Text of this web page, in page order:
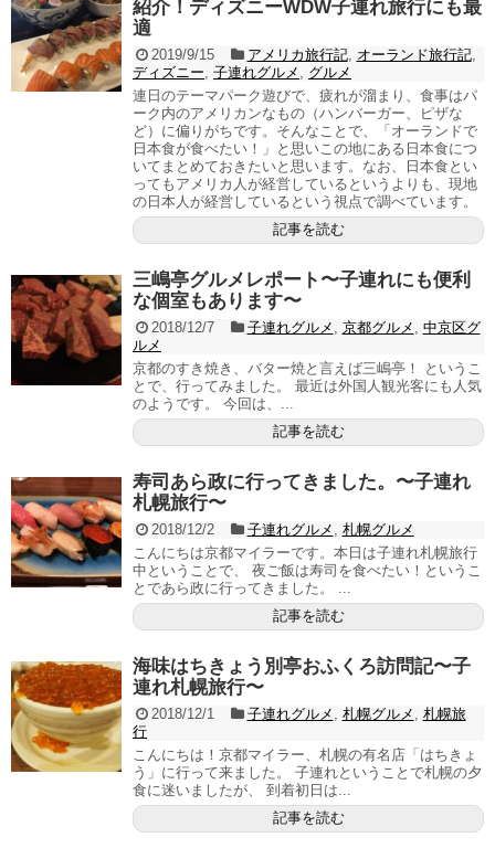
紹介！ディズニーWDW子連れ旅行にも最
適
2019/9/15 アメリカ旅行記, オーランド旅行記,
ディズニー, 子連れグルメ , グルメ
連日のテーマパーク遊びで、疲れが溜まり、食事はパ
ーク内のアメリカンなもの（ハンバーガー、ピザな
ど）に偏りがちです。そんなことで、「オーランドで
日本食が食べたい！」と思いこの地にある日本食につ
いてまとめておきたいと思います。なお、日本食とい
ってもアメリカ人が経営しているというよりも、現地
の日本人が経営しているという視点で調べています。
記事を読む
三嶋亭グルメレポート〜子連れにも便利
な個室もあります〜
2018/12/7 子連れグルメ , 京都グルメ , 中京区グ
ルメ
京都のすき焼き、バター焼と言えば三嶋亭！ というこ
とで、行ってみました。 最近は外国人観光客にも人気
のようです。 今回は、...
記事を読む
寿司あら政に行ってきました。〜子連れ
札幌旅行〜
2018/12/2 子連れグルメ , 札幌グルメ
こんにちは京都マイラーです。本日は子連れ札幌旅行
中ということで、 夜ご飯は寿司を食べたい！というこ
とであら政に行ってきました。 ...
記事を読む
海味はちきょう別亭おふくろ訪問記〜子
連れ札幌旅行〜
2018/12/1 子連れグルメ , 札幌グルメ , 札幌旅
行
こんにちは！京都マイラー、札幌の有名店「はちきょ
う」に行って来ました。 子連れということで札幌の夕
食に迷いましたが、 到着初日は...
記事を読む